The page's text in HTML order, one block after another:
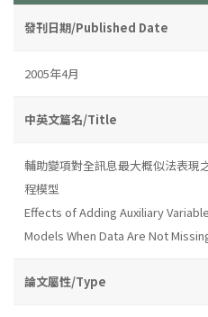
發刊日期/Published Date
2005年4月
中英文篇名/Title
輔助變項對全訊息最大概似法表現
程模型
Effects of Adding Auxiliary
Models When Data Are Not
論文屬性/Type